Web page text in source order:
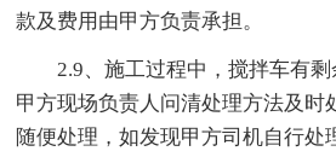
款及费用由甲方负责承担。
2.9、施工过程中，搅拌车有剩
甲方现场负责人问清处理方法及时
随便处理，如发现甲方司机自行处